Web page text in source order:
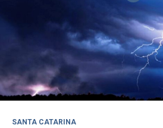
SANTA CATARINA